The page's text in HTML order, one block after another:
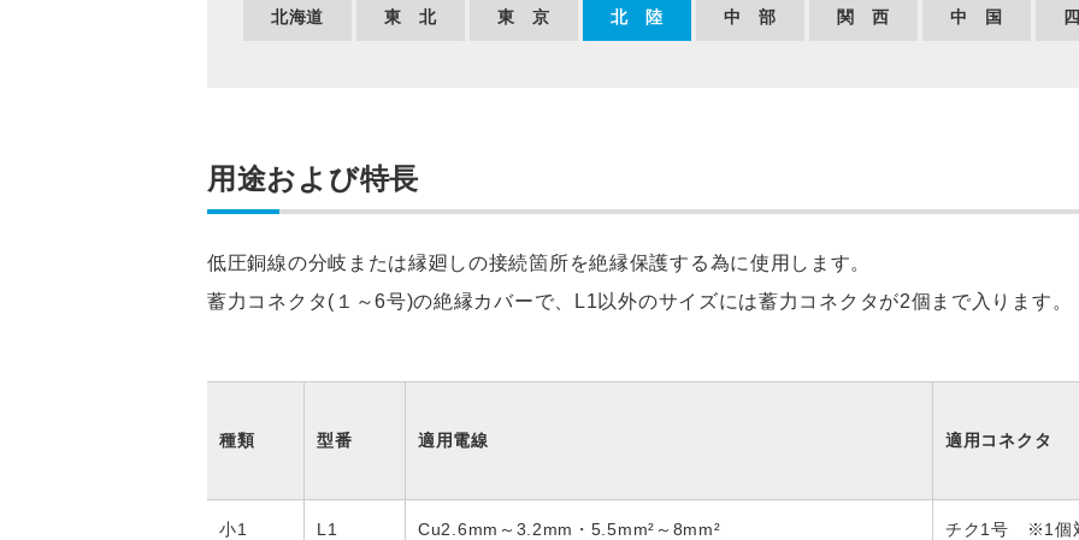
北海道 東 北 東 京 北 陸 中 部 関 西 中 国
用途および特長
低圧銅線の分岐または縁廻しの接続箇所を絶縁保護する為に使用します。
蓄力コネクタ(１～6号)の絶縁カバーで、L1以外のサイズには蓄力コネクタが2個まで入ります。
種類 型番 適用電線 適用コネクタ
小1 L1 Cu2.6mm～3.2mm・5.5mm²～8mm² チク1号 ※1個